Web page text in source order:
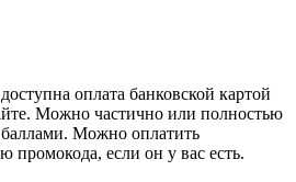
оплата банковской картой
Можно частично или полностью
Можно оплатить
промокода, если он у вас есть.